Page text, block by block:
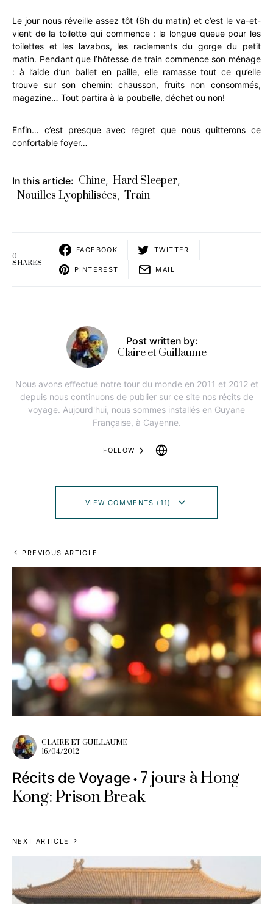
Le jour nous réveille assez tôt (6h du matin) et c’est le va-et-
vient de la toilette qui commence : la longue queue pour les
toilettes et les lavabos, les raclements du gorge du petit
matin. Pendant que l’hôtesse de train commence son ménage
: à l’aide d’un ballet en paille, elle ramasse tout ce qu’elle
trouve sur son chemin: chausson, fruits non consommés,
magazine… Tout partira à la poubelle, déchet ou non!
Enfin… c’est presque avec regret que nous quitterons ce
confortable foyer…
In this article: Chine, Hard Sleeper,
Nouilles Lyophilisées, Train
0
SHARES
FACEBOOK TWITTER
PINTEREST MAIL
Post written by:
Claire et Guillaume
Nous avons effectué notre tour du monde en 2011 et 2012 et
depuis nous continuons de publier sur ce site nos récits de
voyage. Aujourd'hui, nous sommes installés en Guyane
Française, à Cayenne.
FOLLOW
VIEW COMMENTS (11)
PREVIOUS ARTICLE
CLAIRE ET GUILLAUME
16/04/2012
Récits de Voyage
7 jours à Hong-
Kong: Prison Break
NEXT ARTICLE